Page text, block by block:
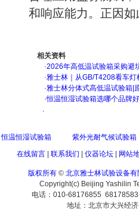
和响应能力。正因
相关资料
·2026年高低温试验箱采购
·雅士林｜从GB/T4208看车
·雅士林分体式高低温试验箱|
·恒温恒湿试验箱选哪个品牌
·
恒温恒湿试验箱
紫外光耐气候试验箱
在线留言| 联系我们 仪器论坛| 网站
版权所有 © 北京雅士林试验设备有
Copyright(c) Beijing Yashilin
电话：010-68176855
地址：北京市大兴经